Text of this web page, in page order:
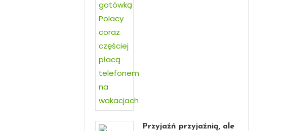
Przyjaźń przyjaźnią, ale